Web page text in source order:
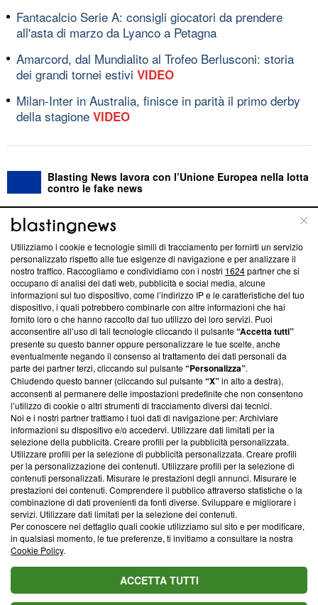
Fantacalcio Serie A: consigli giocatori da prendere
all'asta di marzo da Lyanco a Petagna
Amarcord, dal Mundialito al Trofeo Berlusconi: storia
dei grandi tornei estivi VIDEO
Milan-Inter in Australia, finisce in parità il primo derby
della stagione VIDEO
Blasting News lavora con l’Unione Europea nella lotta
contro le fake news
ABOUT LINEA EDITORIALE
Questa sezione offre informazioni trasparenti su Blasting
News, sui nostri processi editoriali e su come ci impegniamo a
creare news di qualità. Inoltre, afferma la nostra aderenza a
‘Trust Project - News with Integrity’Blasting News non è
ancora membro del programma, ma ha richiesto di farne
parte; Trust Project non ha ancora effettuato una verifica di
conformità agli standard.
Su di noi
Team editoriale
Corporate
Redazione
Informativa Privacy
Cookie Policy
Blasting SA, IDI CHE-247.845.224, Via Carlo Frasca, 3 - 6900
Lugano (Svizzera) Tel:+39 0690258937
© 2026 Blasting News
Utilizziamo i cookie e tecnologie simili di tracciamento per fornirti un servizio
personalizzato rispetto alle tue esigenze di navigazione e per analizzare il
nostro traffico. Raccogliamo e condividiamo con i nostri 1624partner che si
occupano di analisi dei dati web, pubblicità e social media, alcune
informazioni sul tuo dispositivo, come l’indirizzo IP e le caratteristiche del tuo
dispositivo, i quali potrebbero combinarle con altre informazioni che hai
fornito loro o che hanno raccolto dal tuo utilizzo dei loro servizi. Puoi
acconsentire all’uso di tali tecnologie cliccando il pulsante“Accetta tutti”
presente su questo banner oppure personalizzare le tue scelte, anche
eventualmente negando il consenso al trattamento dei dati personali da
parte dei partner terzi, cliccando sul pulsante“Personalizza”.
Chiudendo questo banner (cliccando sul pulsante“X”in alto a destra),
acconsenti al permanere delle impostazioni predefinite che non consentono
l’utilizzo di cookie o altri strumenti di tracciamento diversi dai tecnici.
Noi e i nostri partner trattiamo i tuoi dati di navigazione per: Archiviare
informazioni su dispositivo e/o accedervi. Utilizzare dati limitati per la
selezione della pubblicità. Creare profili per la pubblicità personalizzata.
Utilizzare profili per la selezione di pubblicità personalizzata. Creare profili
per la personalizzazione dei contenuti. Utilizzare profili per la selezione di
contenuti personalizzati. Misurare le prestazioni degli annunci. Misurare le
prestazioni dei contenuti. Comprendere il pubblico attraverso statistiche o la
combinazione di dati provenienti da fonti diverse. Sviluppare e migliorare i
servizi. Utilizzare dati limitati per la selezione dei contenuti.
Per conoscere nel dettaglio quali cookie utilizziamo sul sito e per modificare,
in qualsiasi momento, le tue preferenze, ti invitiamo a consultare la nostra
Cookie Policy.
ACCETTA TUTTI